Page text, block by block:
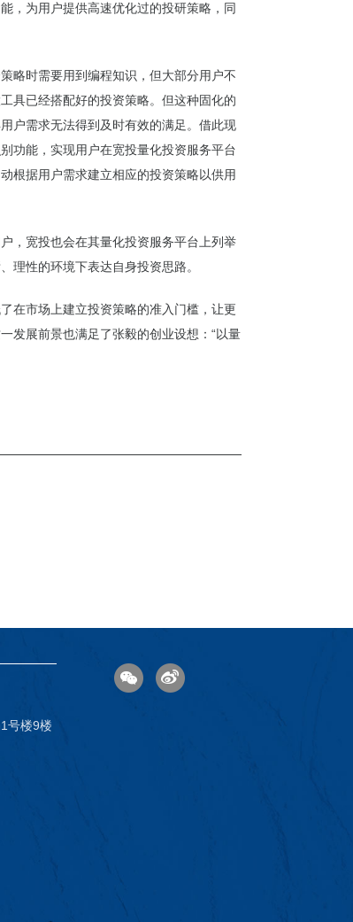
，为用户提供高速优化过的投研策略，同
略时需要用到编程知识，但大部分用户不
具已经搭配好的投资策略。但这种固化的
户需求无法得到及时有效的满足。借此现
功能，实现用户在宽投量化投资服务平台
根据用户需求建立相应的投资策略以供用
，宽投也会在其量化投资服务平台上列举
理性的环境下表达自身投资思路。
在市场上建立投资策略的准入门槛，让更
发展前景也满足了张毅的创业设想：“以量
号楼9楼